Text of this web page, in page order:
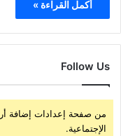
أكمل القراءة »
Follow Us
من صفحة إعدادات إضافة
الإجتماعية.